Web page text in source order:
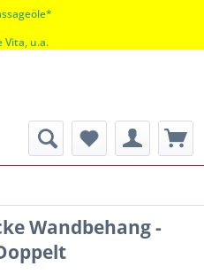
Vita, u.a.
Wandbehang -